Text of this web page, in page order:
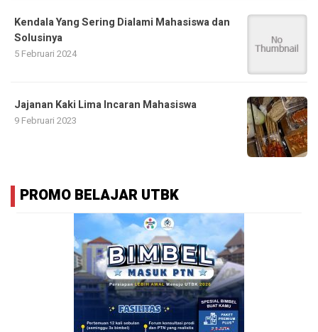
Kendala Yang Sering Dialami Mahasiswa dan
Solusinya
5 Februari 2024
Jajanan Kaki Lima Incaran Mahasiswa
9 Februari 2023
PROMO BELAJAR UTBK